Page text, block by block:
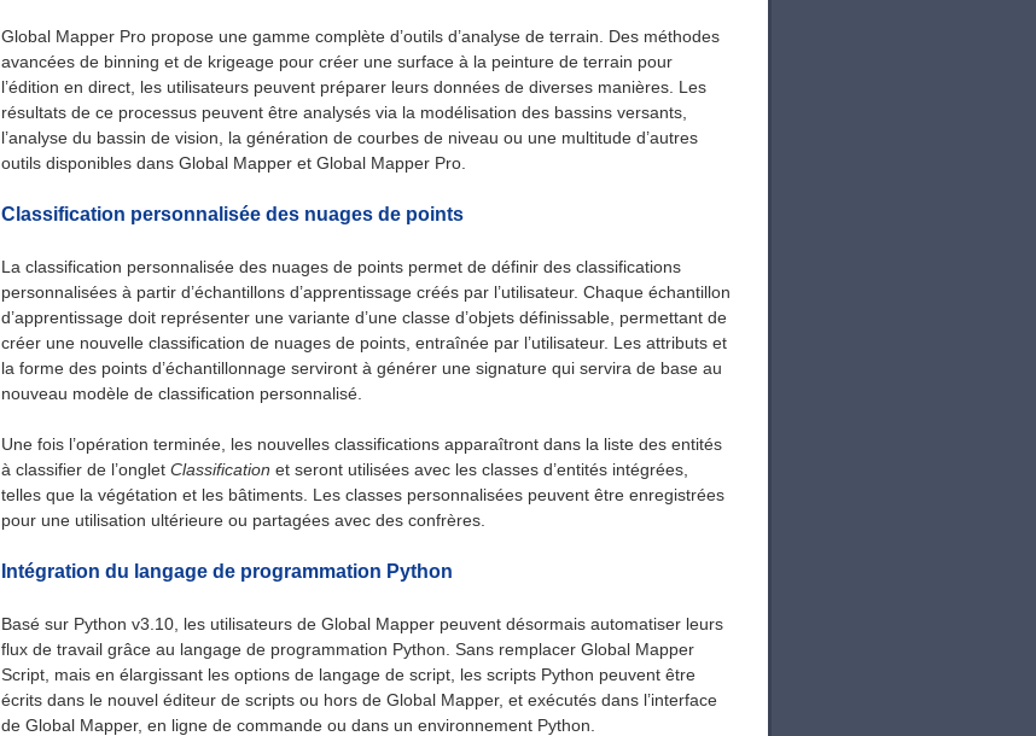
Global Mapper Pro propose une gamme complète d’outils d’analyse de terrain. Des méthodes
avancées de binning et de krigeage pour créer une surface à la peinture de terrain pour
l’édition en direct, les utilisateurs peuvent préparer leurs données de diverses manières. Les
résultats de ce processus peuvent être analysés via la modélisation des bassins versants,
l’analyse du bassin de vision, la génération de courbes de niveau ou une multitude d’autres
outils disponibles dans Global Mapper et Global Mapper Pro.
Classification personnalisée des nuages de points
La classification personnalisée des nuages ​​de points permet de définir des classifications
personnalisées à partir d’échantillons d’apprentissage créés par l’utilisateur. Chaque échantillon
d’apprentissage doit représenter une variante d’une classe d’objets définissable, permettant de
créer une nouvelle classification de nuages ​​de points, entraînée par l’utilisateur. Les attributs et
la forme des points d’échantillonnage serviront à générer une signature qui servira de base au
nouveau modèle de classification personnalisé.
Une fois l’opération terminée, les nouvelles classifications apparaîtront dans la liste des entités
à classifier de l’onglet Classification et seront utilisées avec les classes d’entités intégrées,
telles que la végétation et les bâtiments. Les classes personnalisées peuvent être enregistrées
pour une utilisation ultérieure ou partagées avec des confrères.
Intégration du langage de programmation Python
Basé sur Python v3.10, les utilisateurs de Global Mapper peuvent désormais automatiser leurs
flux de travail grâce au langage de programmation Python. Sans remplacer Global Mapper
Script, mais en élargissant les options de langage de script, les scripts Python peuvent être
écrits dans le nouvel éditeur de scripts ou hors de Global Mapper, et exécutés dans l’interface
de Global Mapper, en ligne de commande ou dans un environnement Python.